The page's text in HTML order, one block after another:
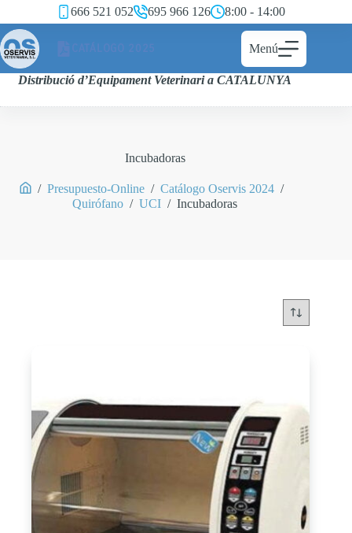
666 521 052 695 966 126 8:00 - 14:00
CATÁLOGO 2025 Menú
Distribució d’Equipament Veterinari a CATALUNYA
Incubadoras
/ Presupuesto-Online / Catálogo Oservis 2024 /
Quirófano / UCI / Incubadoras